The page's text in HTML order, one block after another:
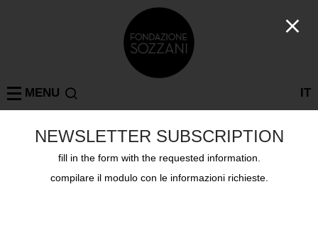
IT
MENU
Collections
GEORGE HOYNINGEN-HUENE
NEWSLETTER SUBSCRIPTION
fill in the form with the requested information.
compilare il modulo con le informazioni richieste.